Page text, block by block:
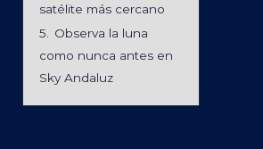
satélite más cercano
5.
Observa la luna
como nunca antes en
Sky Andaluz